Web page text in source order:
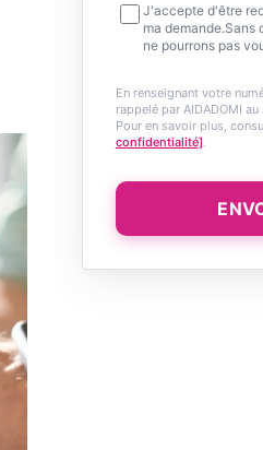
J'accepte d'être
ma demande.Sans
ne pourrons pas
En renseignant votre
rappelé par AIDADOMI
Pour en savoir plus,
confidentialité]